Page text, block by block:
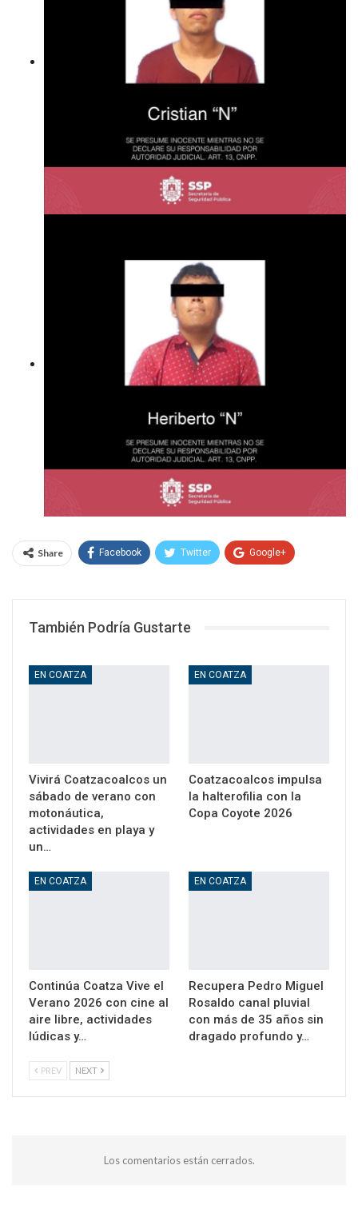
Share Facebook Twitter Google+
También Podría Gustarte
EN COATZA
Vivirá Coatzacoalcos un
sábado de verano con
motonáutica,
actividades en playa y
un…
EN COATZA
Coatzacoalcos impulsa
la halterofilia con la
Copa Coyote 2026
EN COATZA
Continúa Coatza Vive el
Verano 2026 con cine al
aire libre, actividades
lúdicas y…
EN COATZA
Recupera Pedro Miguel
Rosaldo canal pluvial
con más de 35 años sin
dragado profundo y…
PREV NEXT
Los comentarios están cerrados.